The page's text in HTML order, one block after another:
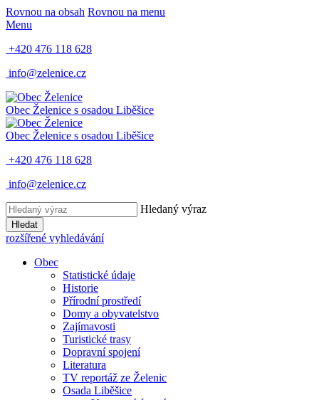
Rovnou na obsah Rovnou na menu
Menu
+420 476 118 628
info@zelenice.cz
Obec Želenice s osadou Liběšice
Obec Želenice s osadou Liběšice
+420 476 118 628
info@zelenice.cz
Hledaný výraz
Hledat
rozšířené vyhledávání
Obec
Statistické údaje
Historie
Přírodní prostředí
Domy a obyvatelstvo
Zajímavosti
Turistické trasy
Dopravní spojení
Literatura
TV reportáž ze Želenic
Osada Liběšice